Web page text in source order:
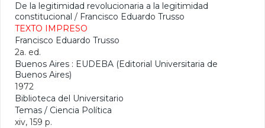
De la legitimidad revolucionaria a la legitimidad
constitucional / Francisco Eduardo Trusso
TEXTO IMPRESO
Francisco Eduardo Trusso
2a. ed.
Buenos Aires : EUDEBA (Editorial Universitaria de
Buenos Aires)
1972
Biblioteca del Universitario
Temas / Ciencia Política
xiv, 159 p.